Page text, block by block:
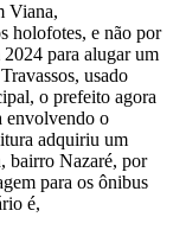
Viana,
holofotes, e não por
para alugar um
usado
o prefeito agora
envolvendo o
adquiriu um
bairro Nazaré, por
para os ônibus
é,